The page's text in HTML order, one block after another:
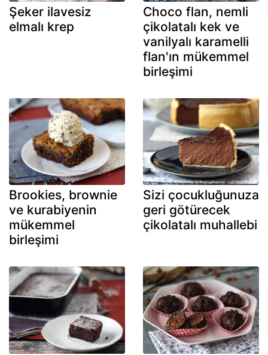
Şeker ilavesiz
elmalı krep
Choco flan, nemli
çikolatalı kek ve
vanilyalı karamelli
flan'ın mükemmel
birleşimi
Brookies, brownie
ve kurabiyenin
mükemmel
birleşimi
Sizi çocukluğunuza
geri götürecek
çikolatalı muhallebi